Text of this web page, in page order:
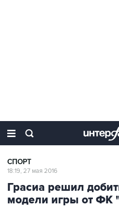
СПОРТ
18:19, 27 мая 2016
Грасиа решил
модели игры от ФК